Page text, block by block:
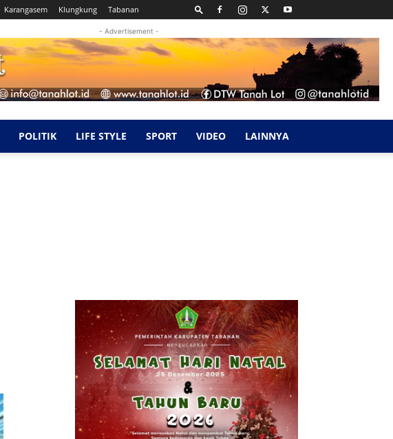
Karangasem Klungkung Tabanan
- Advertisement -
POLITIK LIFE STYLE SPORT VIDEO LAINNYA